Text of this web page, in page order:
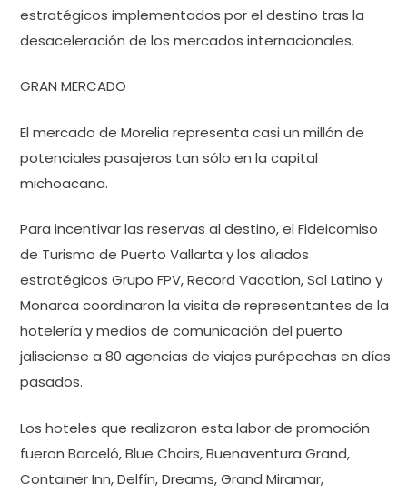
estratégicos implementados por el destino tras la
desaceleración de los mercados internacionales.
GRAN MERCADO
El mercado de Morelia representa casi un millón de
potenciales pasajeros tan sólo en la capital
michoacana.
Para incentivar las reservas al destino, el Fideicomiso
de Turismo de Puerto Vallarta y los aliados
estratégicos Grupo FPV, Record Vacation, Sol Latino y
Monarca coordinaron la visita de representantes de la
hotelería y medios de comunicación del puerto
jalisciense a 80 agencias de viajes purépechas en días
pasados.
Los hoteles que realizaron esta labor de promoción
fueron Barceló, Blue Chairs, Buenaventura Grand,
Container Inn, Delfín, Dreams, Grand Miramar,